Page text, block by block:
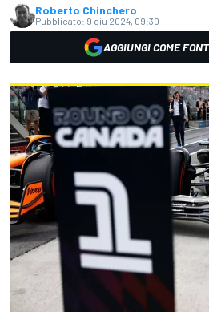
Roberto Chinchero
Pubblicato: 9 giu 2024, 09:30
AGGIUNGI COME